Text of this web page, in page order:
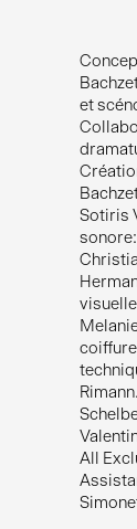
et
Sotiris
All